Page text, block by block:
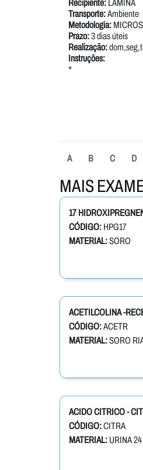
Recipiente: LAMINA
Transporte:Ambiente
Metodologia:
Prazo:3 dias úteis
Realização:
Instruções:
*
A B C D
MAIS
17
CÓDIGO: HPG17
MATERIAL:SORO
ACETILCOLINA -
CÓDIGO:ACETR
MATERIAL:SORO
ACIDO CITRICO -
CÓDIGO:CITRA
MATERIAL: URINA